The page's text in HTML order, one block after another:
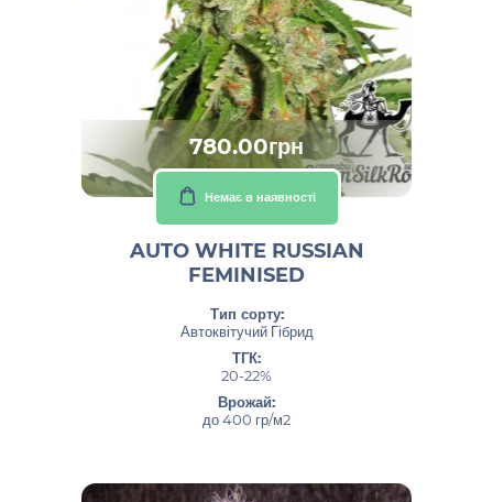
780.00грн
Немає в наявності
AUTO WHITE RUSSIAN
FEMINISED
Тип сорту:
Автоквітучий Гібрид
ТГК:
20-22%
Врожай:
до 400 гр/м2